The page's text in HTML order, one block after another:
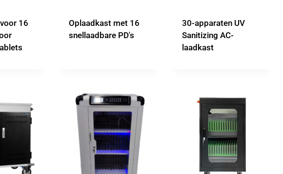
16
Oplaadkast met 16
snellaadbare PD's
30-apparaten UV
Sanitizing AC-
laadkast